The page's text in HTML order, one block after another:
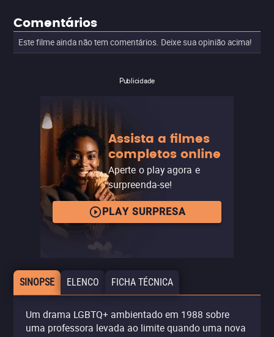
Comentários
Este filme ainda não tem comentários. Deixe sua opinião acima!
Publicidade
Assista a filmes
completos online
Aperte o play agora e
surpreenda-se!
PLAY SURPRESA
SINOPSE ELENCO FICHA TÉCNICA
Um drama LGBTQ+ ambientado em 1988 sobre
uma professora levada ao limite quando uma nova